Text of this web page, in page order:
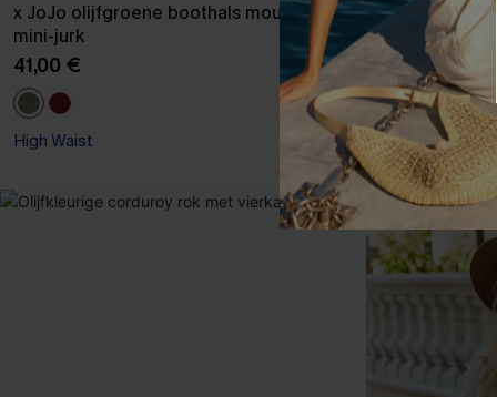
x JoJo olijfgroene boothals mouwloze
mini-jurk
41,00 €
High Waist
x JoJo Rode
44,00 €
【AG18】2
High Waist
【AG18】2